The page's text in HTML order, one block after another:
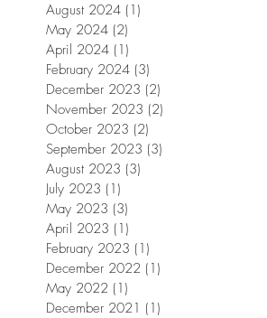
August 2024 (1)
May 2024 (2)
April 2024 (1)
February 2024 (3)
December 2023 (2)
November 2023 (2)
October 2023 (2)
September 2023 (3)
August 2023 (3)
July 2023 (1)
May 2023 (3)
April 2023 (1)
February 2023 (1)
December 2022 (1)
May 2022 (1)
December 2021 (1)